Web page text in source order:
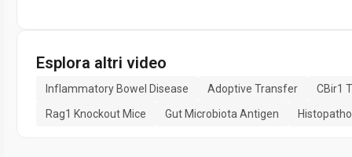
Esplora altri video
Inflammatory Bowel Disease Adoptive Transfer
CBir1
Rag1 Knockout Mice
Gut Microbiota Antigen